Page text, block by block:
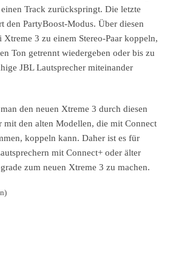
Track zurückspringt. Die letzte
den PartyBoost-Modus. Über diesen
3 zu einem Stereo-Paar koppeln,
Ton getrennt wiedergeben oder bis zu
JBL Lautsprecher miteinander
den neuen Xtreme 3 durch diesen
mit den alten Modellen, die mit Connect
koppeln kann. Daher ist es für
mit Connect+ oder älter
zum neuen Xtreme 3 zu machen.